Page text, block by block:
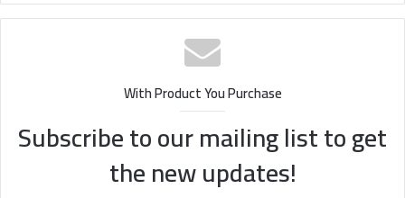
With Product You Purchase
Subscribe to our mailing list to get
the new updates!